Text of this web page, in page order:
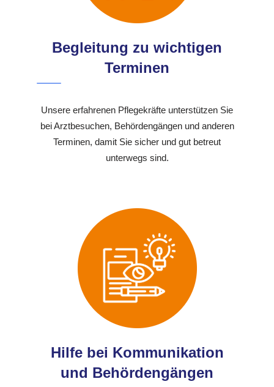
Begleitung zu wichtigen
Terminen
Unsere erfahrenen Pflegekräfte unterstützen Sie
bei Arztbesuchen, Behördengängen und anderen
Terminen, damit Sie sicher und gut betreut
unterwegs sind.
Hilfe bei Kommunikation
und Behördengängen